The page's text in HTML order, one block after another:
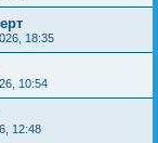
18:35
10:54
12:48